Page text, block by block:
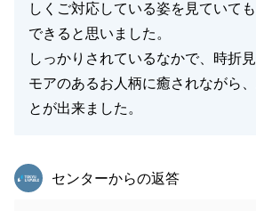
しくご対応している姿を見ていて
できると思いました。
しっかりされているなかで、時折
モアのあるお人柄に癒されながら
とが出来ました。
東急リバブル
センターからの返答